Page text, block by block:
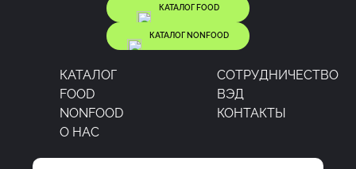
КАТАЛОГ FOOD
КАТАЛОГ NONFOOD
КАТАЛОГ
CОТРУДНИЧЕСТВО
FOOD
ВЭД
NONFOOD
КОНТАКТЫ
О НАС